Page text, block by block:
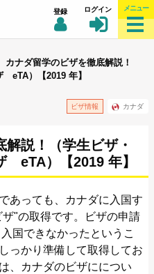
登録 ログイン メニュー
ナダ留学のビザを徹底解説！
eTA）【2019 年】
カナダ
ビザ情報
説！（学生ビザ・
eTA）【2019 年】
あっても、カナダに入国す
"の取得です。ビザの申請
国できなかったというこ
っかり準備して取得してお
、カナダのビザにについ